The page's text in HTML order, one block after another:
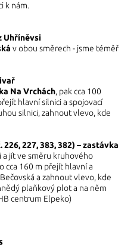
k nám.
Uhříněvsi
v obou směrech - jsme téměř
Na Vrchách, pak cca 100
hlavní silnici a spojovací
silnici, zahnout vlevo, kde
227, 383, 382) – zastávka
a jít ve směru kruhového
cca 160 m přejít hlavní a
a zahnout vlevo, kde
plaňkový plot a na něm
centrum Elpeko)